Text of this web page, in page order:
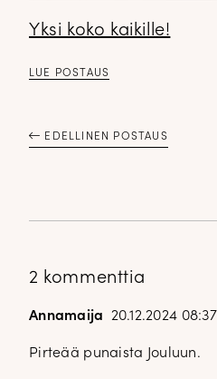
Yksi koko kaikille!
LUE POSTAUS
EDELLINEN POSTAUS
2 kommenttia
Annamaija 20.12.2024 08:37
Pirteää punaista Jouluun.